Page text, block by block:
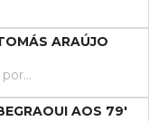
ARAÚJO
Oportunidade falhada por Tomás Araújo de cabeça no coração da área. Assistência de Dodi Lukébakio com um cruzamento para a área resultante do canto.
AOS 79'